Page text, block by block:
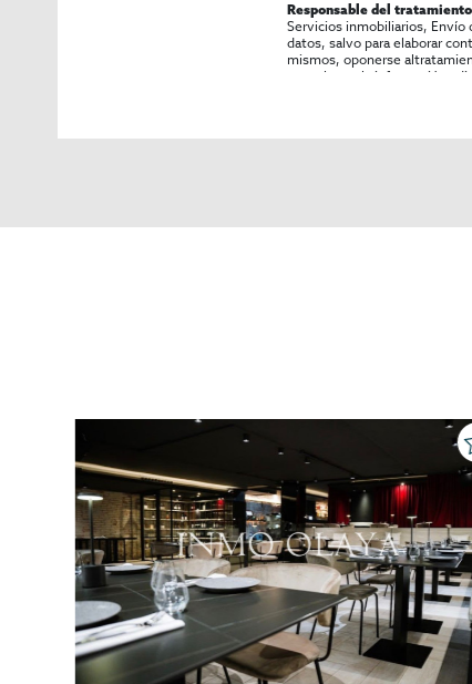
Responsable del
Servicios inmobiliarios,
datos, salvo para elaborar
mismos, oponerse
consultarse la información